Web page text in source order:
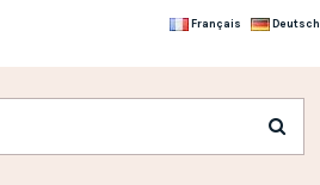
Français Deutsch